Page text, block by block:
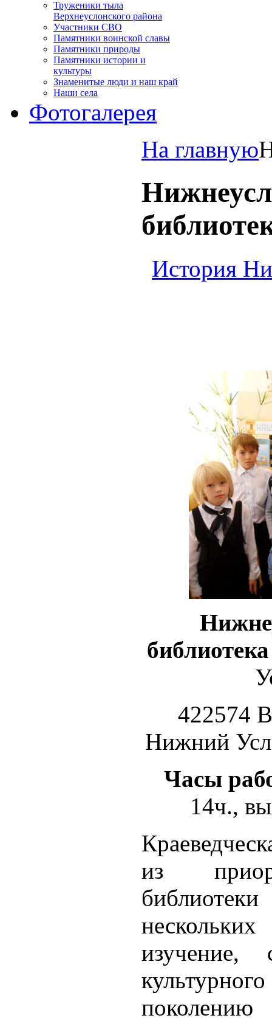
Труженики тыла
Верхнеуслонского района
Участники СВО
Памятники воинской славы
Памятники природы
Памятники истории и
культуры
Знаменитые люди и наш край
Наши села
Фотогалерея
На главную
История
422574
Нижний
Часы
14ч.,
из
изучение,